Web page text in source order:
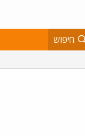
חיפוש